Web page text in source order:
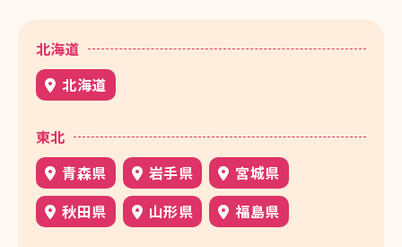
北海道
北海道
東北
青森県
岩手県
宮城県
秋田県
山形県 福島県